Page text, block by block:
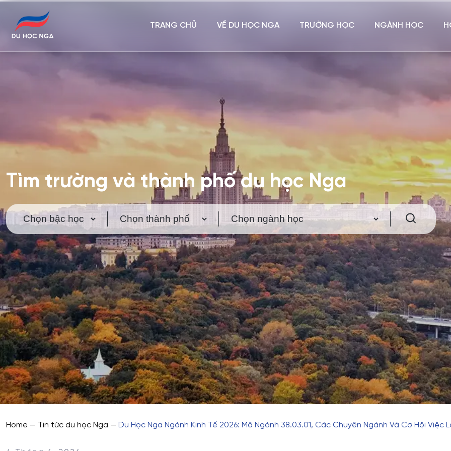
TRANG CHỦ VỀ DU HỌC NGA TRƯỜNG HỌC NGÀNH HỌC
Tìm trường và thành phố du học Nga
Home — Tin tức du học Nga — Du Học Nga Ngành Kinh Tế 2026: Mã Ngành 38.03.01, Các Chuyên Ngành Và Cơ Hội Việc